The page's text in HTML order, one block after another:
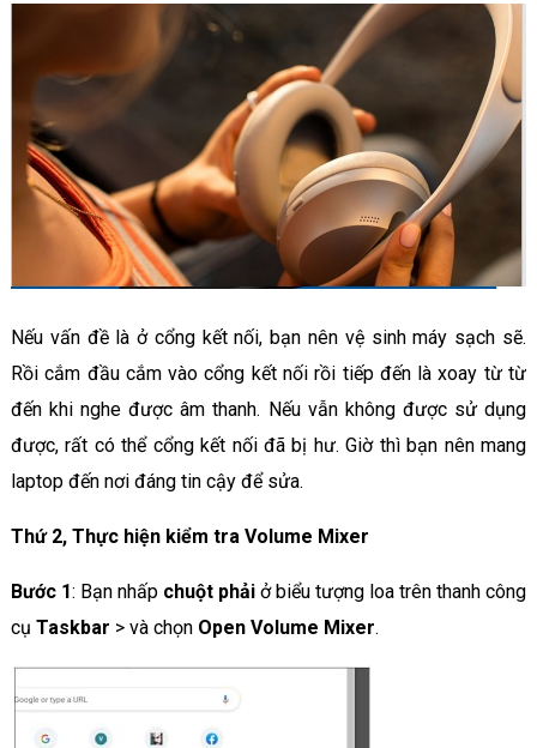
Nếu vấn đề là ở cổng kết nối, bạn nên vệ sinh máy sạch sẽ.
Rồi cắm đầu cắm vào cổng kết nối rồi tiếp đến là xoay từ từ
đến khi nghe được âm thanh. Nếu vẫn không được sử dụng
được, rất có thể cổng kết nối đã bị hư. Giờ thì bạn nên mang
laptop đến nơi đáng tin cậy để sửa.
Thứ 2, Thực hiện kiểm tra Volume Mixer
Bước 1: Bạn nhấp chuột phải ở biểu tượng loa trên thanh công
cụ Taskbar > và chọn Open Volume Mixer.